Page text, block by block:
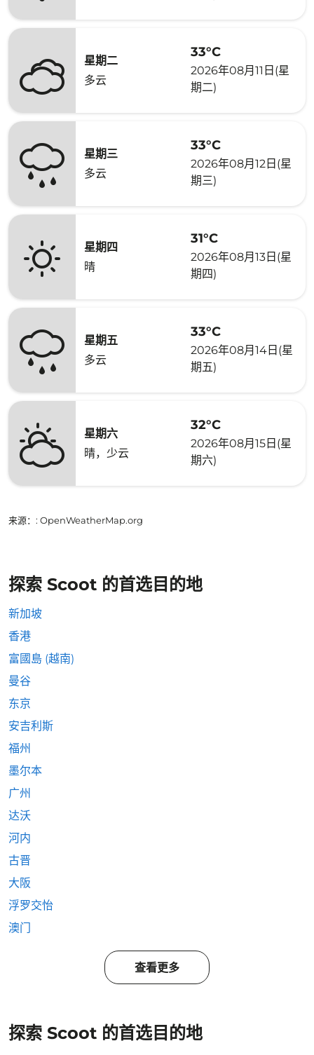
星期二
多云
33°C
2026年08月11日(星
期二)
星期三
多云
33°C
2026年08月12日(星
期三)
星期四
晴
31°C
2026年08月13日(星
期四)
星期五
多云
33°C
2026年08月14日(星
期五)
星期六
晴，少云
32°C
2026年08月15日(星
期六)
来源： : OpenWeatherMap.org
探索 Scoot 的首选目的地
新加坡
香港
富國島 (越南)
曼谷
东京
安吉利斯
福州
墨尔本
广州
达沃
河内
古晋
大阪
浮罗交怡
澳门
查看更多
探索 Scoot 的首选目的地